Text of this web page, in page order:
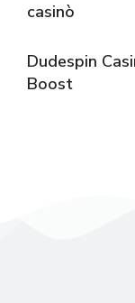
casinò
Dudespin
Boost